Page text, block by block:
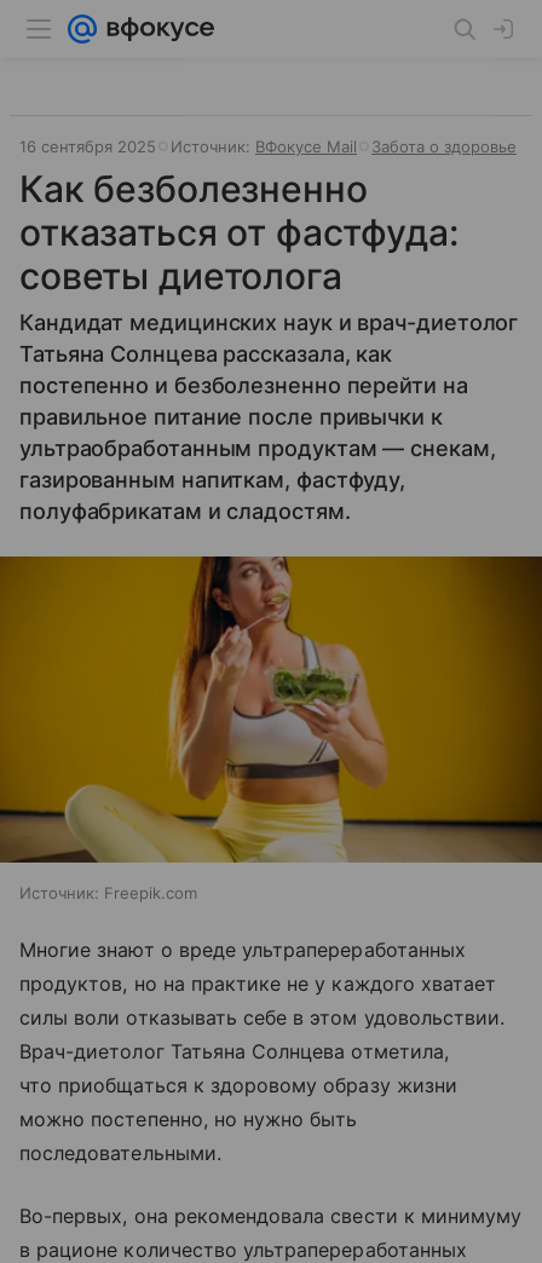
16 сентября 2025 Источник: ВФокусе Mail Забота о здоровье
Как безболезненно
отказаться от фастфуда:
советы диетолога
Кандидат медицинских наук и врач-диетолог
Татьяна Солнцева рассказала, как
постепенно и безболезненно перейти на
правильное питание после привычки к
ультраобработанным продуктам — снекам,
газированным напиткам, фастфуду,
полуфабрикатам и сладостям.
Источник: Freepik.com
Многие знают о вреде ультрапереработанных
продуктов, но на практике не у каждого хватает
силы воли отказывать себе в этом удовольствии.
Врач-диетолог Татьяна Солнцева отметила,
что приобщаться к здоровому образу жизни
можно постепенно, но нужно быть
последовательными.
Во-первых, она рекомендовала свести к минимуму
в рационе количество ультрапереработанных